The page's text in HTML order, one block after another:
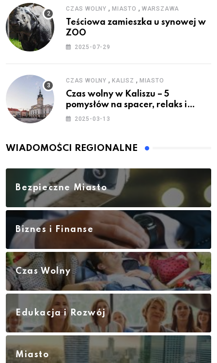
CZAS WOLNY , MIASTO , WARSZAWA
Teściowa zamieszka u synowej w
ZOO
2025-07-29
CZAS WOLNY , KALISZ , MIASTO
Czas wolny w Kaliszu – 5
pomysłów na spacer, relaks i
rodzinne atrakcje
2025-03-13
WIADOMOŚCI REGIONALNE
Bezpieczne Miasto
Biznes i Finanse
Czas Wolny
Edukacja i Rozwój
Miasto